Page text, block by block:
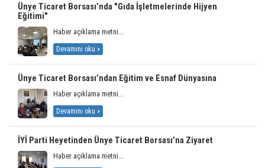
Ünye Ticaret Borsası’nda "Gıda İşletmelerinde Hijyen
Eğitimi"
Haber açıklama metni...
Devamını oku »
Ünye Ticaret Borsası’ndan Eğitim ve Esnaf Dünyasına
Haber açıklama metni...
Devamını oku »
İYİ Parti Heyetinden Ünye Ticaret Borsası’na Ziyaret
Haber açıklama metni...